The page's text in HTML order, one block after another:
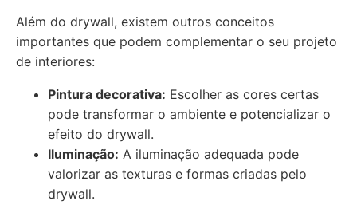
Além do drywall, existem outros conceitos
importantes que podem complementar o seu projeto
de interiores:
Pintura decorativa: Escolher as cores certas
pode transformar o ambiente e potencializar o
efeito do drywall.
Iluminação: A iluminação adequada pode
valorizar as texturas e formas criadas pelo
drywall.